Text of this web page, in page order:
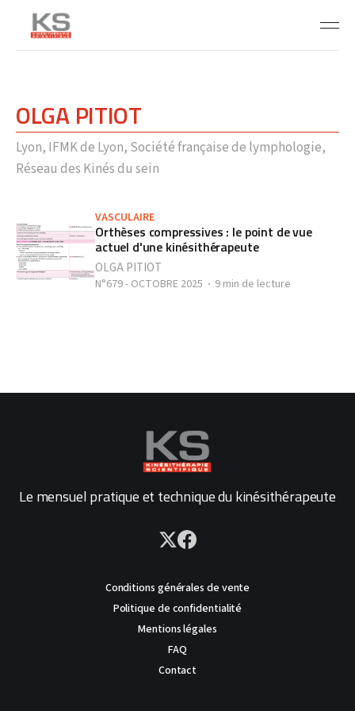
OLGA PITIOT
Lyon, IFMK de Lyon, Société française de lymphologie,
Réseau des Kinés du sein
VASCULAIRE
Orthèses compressives : le point de vue
actuel d'une kinésithérapeute
OLGA PITIOT
N°679 - OCTOBRE 2025 9 min de lecture
Le mensuel pratique et technique du kinésithérapeute
Conditions générales de vente
Politique de confidentialité
Mentions légales
FAQ
Contact